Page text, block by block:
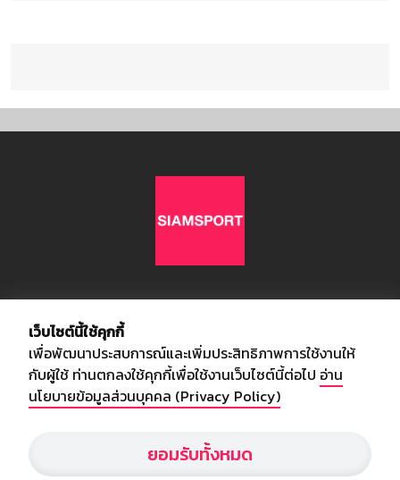
อัพเดทข่าวสารวงการกีฬา ฟุตบอล ผลบอล ผลฟุตบอลทั่วโลก ฟรีเมียร์
ลีก ไทยลีก ฟุตบอลโลก ยูฟ่าแซมเปี้ยนส์ลีก พร้อมทั้งวิเคราะห์บอล จาก
สยามกีฬา สตาร์ชอคเก้อร์ สปอร์ตพูล
เว็บไซต์นี้ใช้คุกกี้
เพื่อพัฒนาประสบการณ์และเพิ่มประสิทธิภาพการใช้งานให้
กับผู้ใช้ ท่านตกลงใช้คุกกี้เพื่อใช้งานเว็บไซต์นี้ต่อไป อ่าน
นโยบายข้อมูลส่วนบุคคล (Privacy Policy)
ยอมรับทั้งหมด